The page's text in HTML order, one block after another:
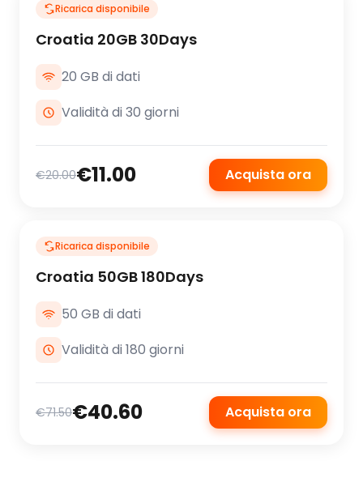
Ricarica disponibile
Croatia 20GB 30Days
20 GB di dati
Validità di 30 giorni
€20.00€11.00 Acquista ora
Ricarica disponibile
Croatia 50GB 180Days
50 GB di dati
Validità di 180 giorni
€71.50€40.60 Acquista ora